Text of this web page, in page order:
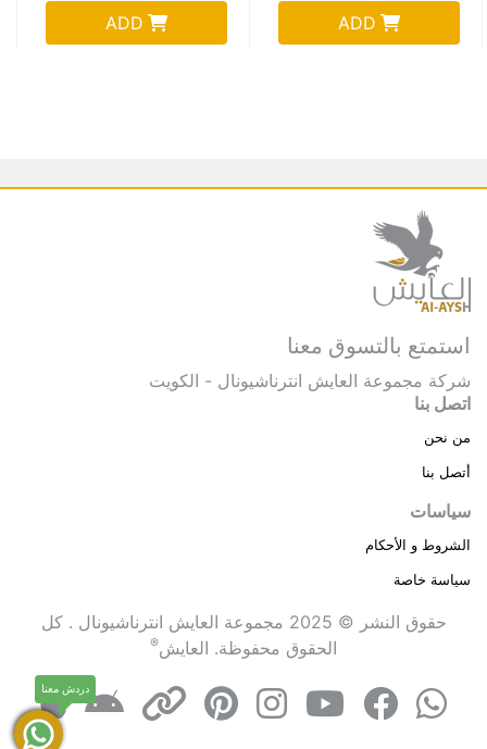
ADD
ADD
استمتع بالتسوق معنا
شركة مجموعة العايش انترناشيونال - الكويت
اتصل بنا
من نحن
أتصل بنا
سياسات
الشروط و الأحكام
سياسة خاصة
حقوق النشر © 2025 مجموعة العايش انترناشيونال . كل
الحقوق محفوظة. العايش®
دردش معنا